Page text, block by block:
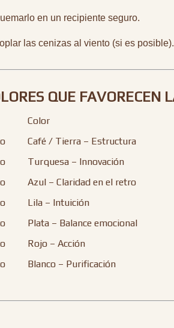
en un recipiente seguro.
las cenizas al viento (si es posible).
QUE FAVORECEN
Color
Café / Tierra – Estructura
Turquesa – Innovación
Azul – Claridad en el retro
Lila – Intuición
Plata – Balance emocional
Rojo – Acción
Blanco – Purificación